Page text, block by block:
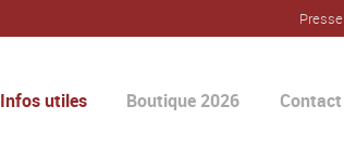
Presse
Infos utiles Boutique 2026 Contact